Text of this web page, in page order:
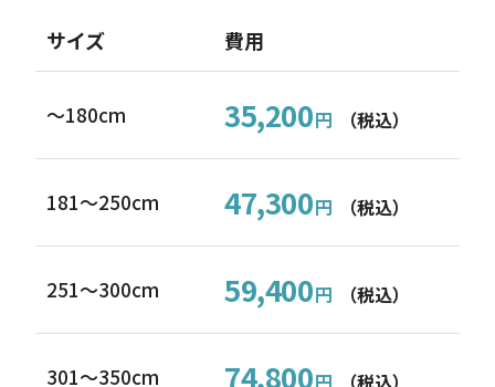
サイズ 費用
～180cm 35,200円 （税込）
181〜250cm 47,300円 （税込）
251〜300cm 59,400円 （税込）
301〜350cm 74,800円 （税込）